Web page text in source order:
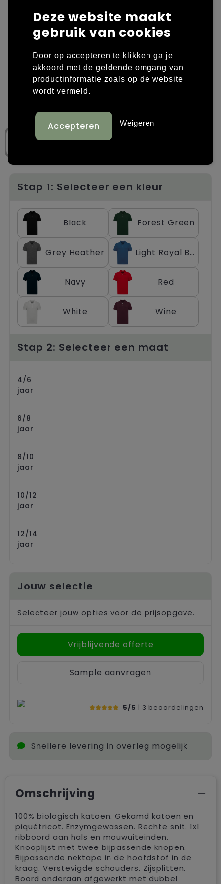
Laptop hoezen en tassen
Overige tassen
Papieren tassen
Promotietassen
Reistassen
Rugzakken
Trolleys
Overige kleding
Polo's
Sweaters bedrukken
T-shirts bedrukken
Vesten bedrukken
Schoenen bedrukken
Stap 1: Selecteer een kleur
Black Forest Green
Grey Heather Light Royal Blue
Navy Red
White Wine
Stap 2: Selecteer een maat
4/6
jaar
6/8
jaar
8/10
jaar
10/12
jaar
12/14
jaar
Jouw selectie
Selecteer jouw opties voor de prijsopgave.
Vrijblijvende offerte
Sample aanvragen
5/5 | 3 beoordelingen
Snellere levering in overleg mogelijk
Omschrijving
100% biologisch katoen. Gekamd katoen en
piquétricot. Enzymgewassen. Rechte snit. 1x1
ribboord aan hals en mouwuiteinden.
Knooplijst met twee bijpassende knopen.
Bijpassende nektape in de hoofdstof in de
kraag. Verstevigde schouders. Zijsplitten.
Boord onderaan afgewerkt met dubbel
Deze website maakt
gebruik van cookies
Door op accepteren te klikken ga je
akkoord met de geldende omgang van
productinformatie zoals op de website
wordt vermeld.
Weigeren